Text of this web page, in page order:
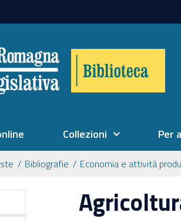
Collezioni Per
Bibliografie Economia e attività